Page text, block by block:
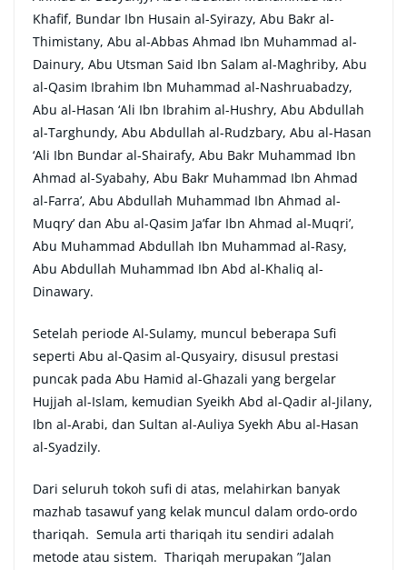
Khaﬁf, Bundar Ibn Husain al-Syirazy, Abu Bakr al-
Thimistany, Abu al-Abbas Ahmad Ibn Muhammad al-
Dainury, Abu Utsman Said Ibn Salam al-Maghriby, Abu
al-Qasim Ibrahim Ibn Muhammad al-Nashruabadzy,
Abu al-Hasan ‘Ali Ibn Ibrahim al-Hushry, Abu Abdullah
al-Targhundy, Abu Abdullah al-Rudzbary, Abu al-Hasan
‘Ali Ibn Bundar al-Shairafy, Abu Bakr Muhammad Ibn
Ahmad al-Syabahy, Abu Bakr Muhammad Ibn Ahmad
al-Farra’, Abu Abdullah Muhammad Ibn Ahmad al-
Muqry’ dan Abu al-Qasim Ja’far Ibn Ahmad al-Muqri’,
Abu Muhammad Abdullah Ibn Muhammad al-Rasy,
Abu Abdullah Muhammad Ibn Abd al-Khaliq al-
Dinawary.
Setelah periode Al-Sulamy, muncul beberapa Suﬁ
seperti Abu al-Qasim al-Qusyairy, disusul prestasi
puncak pada Abu Hamid al-Ghazali yang bergelar
Hujjah al-Islam, kemudian Syeikh Abd al-Qadir al-Jilany,
Ibn al-Arabi, dan Sultan al-Auliya Syekh Abu al-Hasan
al-Syadzily.
Dari seluruh tokoh suﬁ di atas, melahirkan banyak
mazhab tasawuf yang kelak muncul dalam ordo-ordo
thariqah. Semula arti thariqah itu sendiri adalah
metode atau sistem. Thariqah merupakan ”Jalan